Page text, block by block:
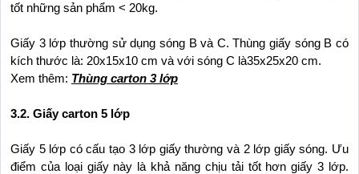
tốt những sản phẩm < 20kg.
Giấy 3 lớp thường sử dụng sóng B và C. Thùng giấy sóng B có
kích thước là: 20x15x10 cm và với sóng C là35x25x20 cm.
Xem thêm: Thùng carton 3 lớp
3.2. Giấy carton 5 lớp
Giấy 5 lớp có cấu tạo 3 lớp giấy thường và 2 lớp giấy sóng. Ưu
điểm của loại giấy này là khả năng chịu tải tốt hơn giấy 3 lớp.